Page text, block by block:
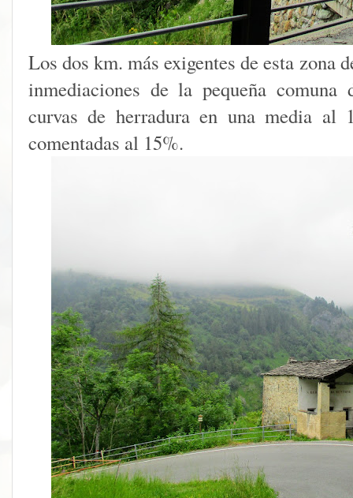
Los dos km. más exigentes de esta zona
inmediaciones de la pequeña
curvas de herradura en una media al
comentadas al 15%.